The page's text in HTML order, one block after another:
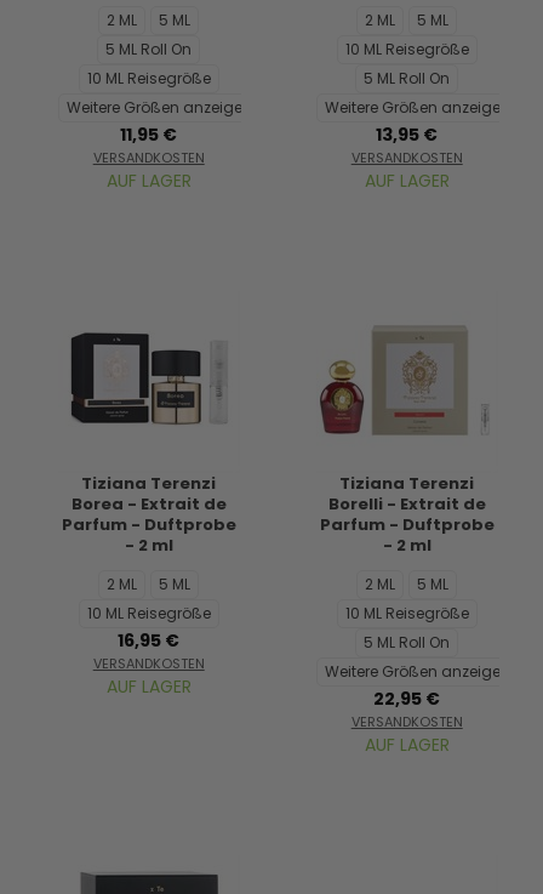
2 ML
5 ML
5 ML Roll On
10 ML Reisegröße
Weitere Größen anzeigen...
11,95 €
VERSANDKOSTEN
AUF LAGER
2 ML
5 ML
10 ML Reisegröße
5 ML Roll On
Weitere Größen anzeigen...
13,95 €
VERSANDKOSTEN
AUF LAGER
Tiziana Terenzi
Borea - Extrait de
Parfum - Duftprobe
- 2 ml
2 ML
5 ML
10 ML Reisegröße
16,95 €
VERSANDKOSTEN
AUF LAGER
Tiziana Terenzi
Borelli - Extrait de
Parfum - Duftprobe
- 2 ml
2 ML
5 ML
10 ML Reisegröße
5 ML Roll On
Weitere Größen anzeigen...
22,95 €
VERSANDKOSTEN
AUF LAGER